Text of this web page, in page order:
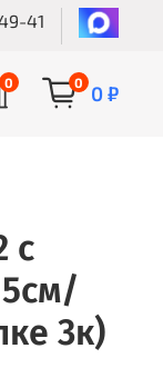
41
0 0 0 ₽
с
3к)